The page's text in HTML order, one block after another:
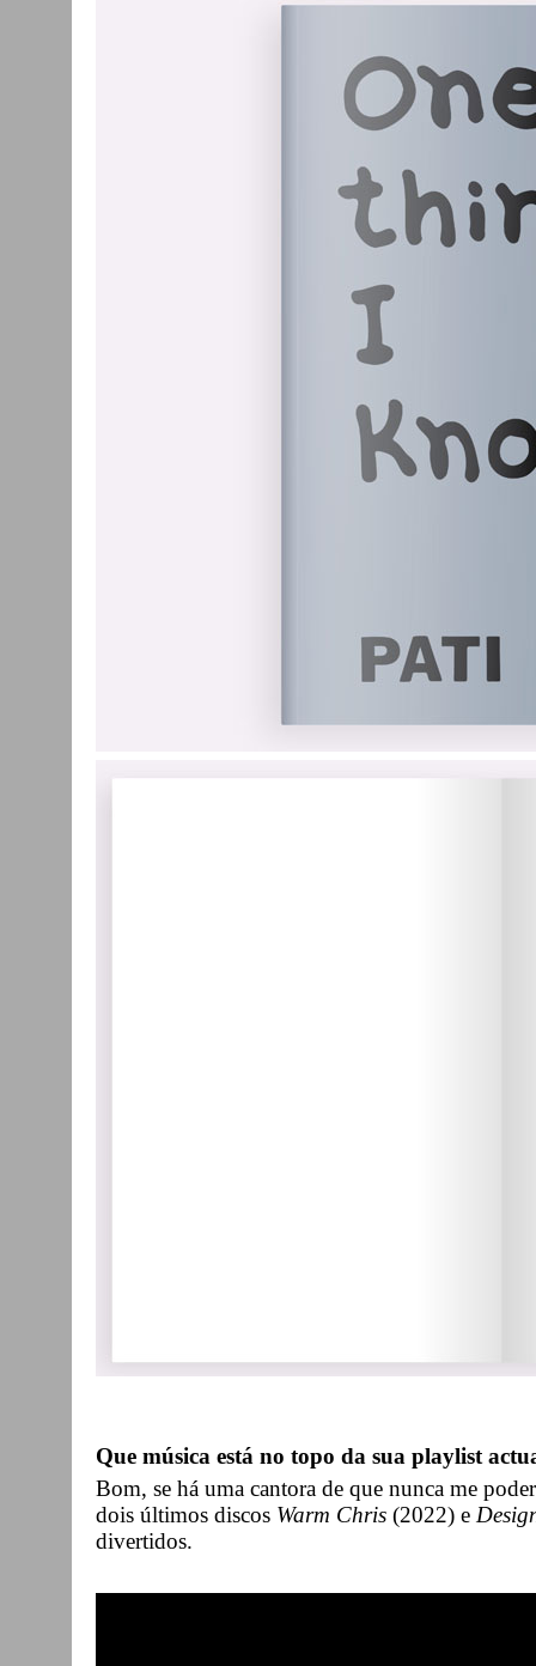
Que música está no topo da sua playlist
Bom, se há uma cantora de que nunca me
dois últimos discos Warm Chris (2022) e
divertidos.